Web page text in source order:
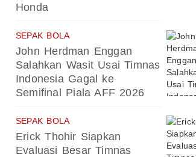
Honda
SEPAK BOLA
John Herdman Enggan
Salahkan Wasit Usai Timnas
Indonesia Gagal ke
Semifinal Piala AFF 2026
SEPAK BOLA
Erick Thohir Siapkan
Evaluasi Besar Timnas